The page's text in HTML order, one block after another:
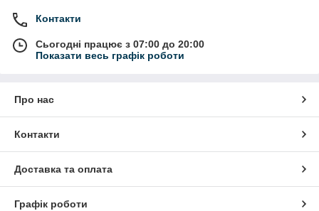
Контакти
Сьогодні працює з 07:00 до 20:00
Показати весь графік роботи
Про нас
Контакти
Доставка та оплата
Графік роботи